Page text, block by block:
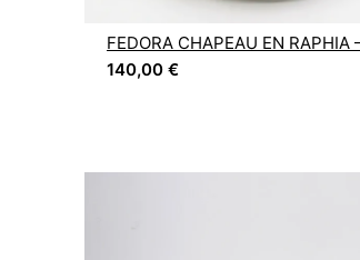
FEDORA CHAPEAU EN RAPHIA
140,00 €